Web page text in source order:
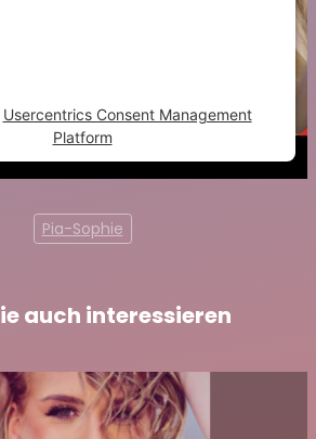
Usercentrics Consent Management
Platform
Pia-Sophie
auch interessieren